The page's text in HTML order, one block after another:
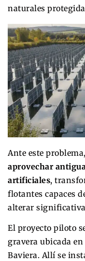
naturales
Ante este
aprovechar
artificiales,
flotantes capaces
alterar
El proyecto piloto
gravera ubicada
Baviera. Allí se